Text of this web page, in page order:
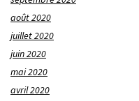
août 2020
juillet 2020
juin 2020
mai 2020
avril 2020